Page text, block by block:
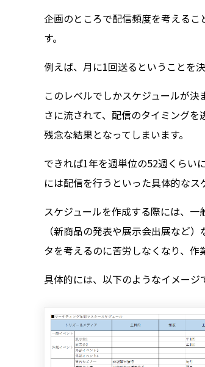
企画のところで配信頻度を考える
す。
例えば、月に1回送るということを
このレベルでしかスケジュールが
さに流されて、配信のタイミング
残念な結果となってしまいます。
できれば1年を週単位の52週くらい
には配信を行うといった具体的なス
スケジュールを作成する際には、
（新商品の発表や展示会出展など
タを考えるのに苦労しなくなり、作
具体的には、以下のようなイメージ